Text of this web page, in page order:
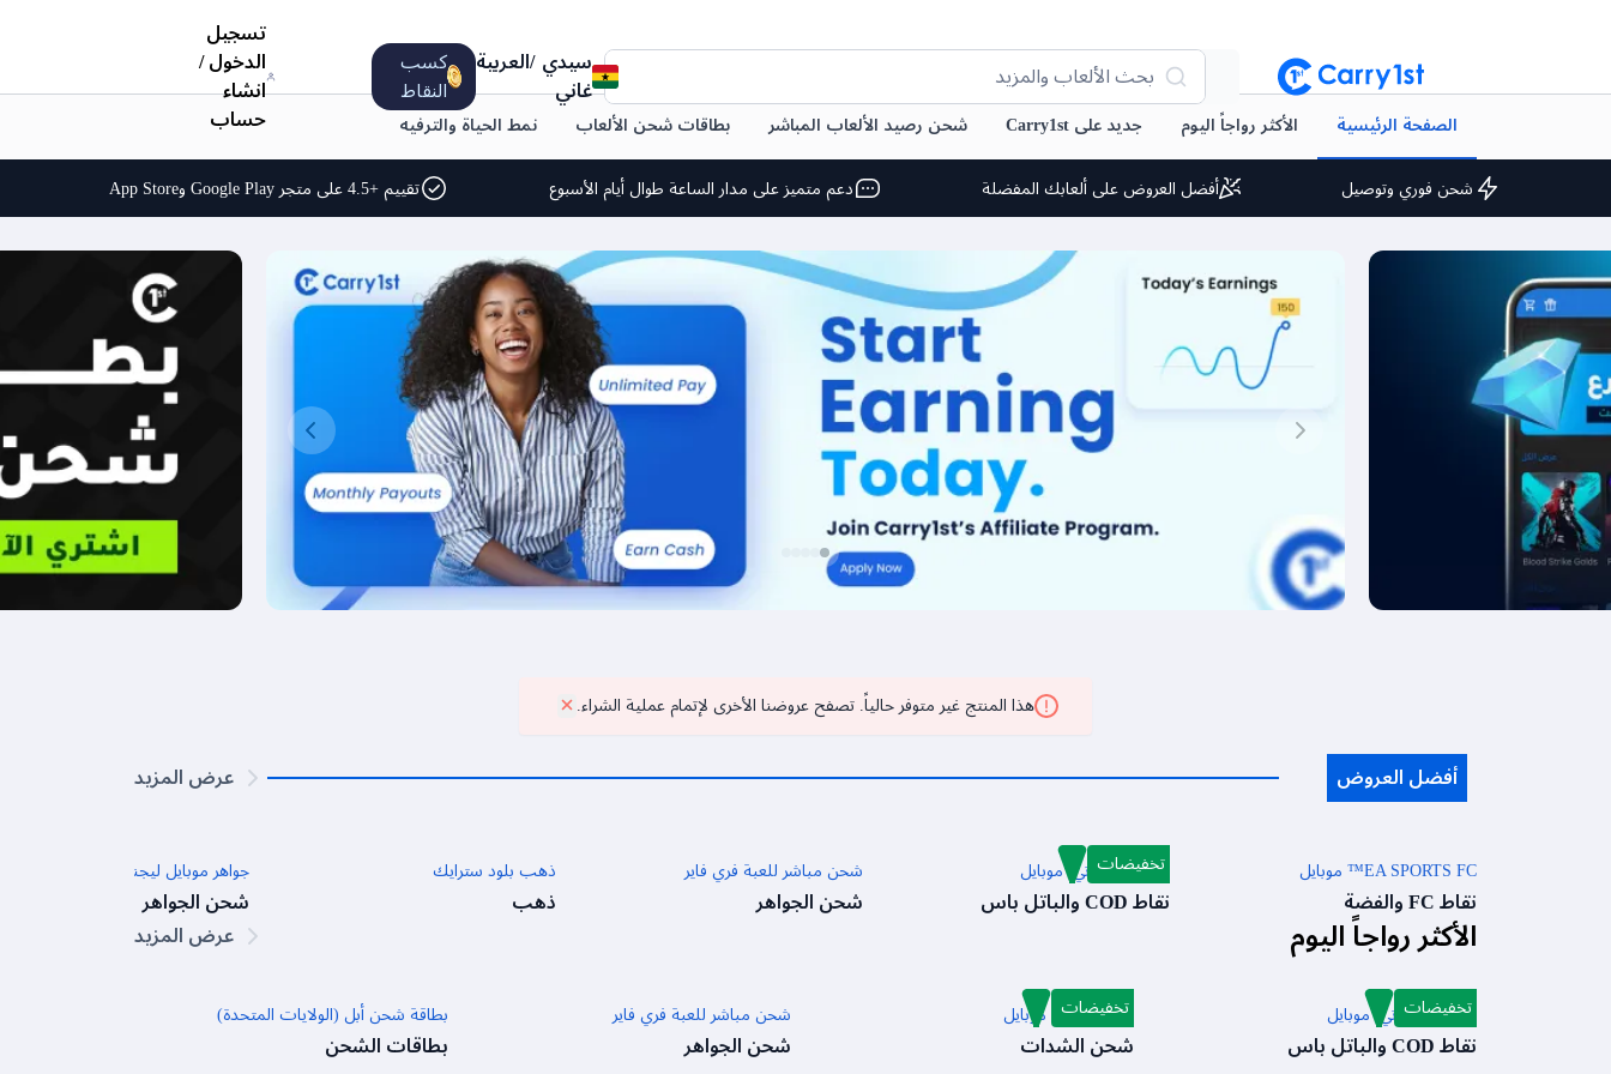
بحث الألعاب والمزيد
سيدي
غاني
/ العربية
كسب
النقاط
تسجيل
الدخول/
انشاء
حساب
الصفحة الرئيسية الأكثر رواجاً اليوم جديد على Carry1st شحن رصيد الألعاب المباشر بطاقات شحن الألعاب نمط الحياة والترفيه
شحن فوري وتوصيل أفضل العروض على ألعابك المفضلة دعم متميز على مدار الساعة طوال أيام الأسبوع تقييم +4.5 على متجر Google Play وApp Store
هذا المنتج غير متوفر حالياً. تصفح عروضنا الأخرى لإتمام عملية الشراء.
أفضل العروض عرض المزيد
EA SPORTS FC™ موبايل
نقاط FC والفضة
كول أوف دوتي: موبايل
نقاط COD والباتل باس
تخفيضات شحن مباشر للعبة فري فاير
شحن الجواهر
ذهب بلود سترايك
ذهب
جواهر موبايل ليجندز
شحن الجواهر
الأكثر رواجاً اليوم عرض المزيد
كول أوف دوتي: موبايل
نقاط COD والباتل باس
تخفيضات شدات ببجي موبايل
شحن الشدات
تخفيضات شحن مباشر للعبة فري فاير
شحن الجواهر
بطاقة شحن أبل (الولايات المتحدة)
بطاقات الشحن